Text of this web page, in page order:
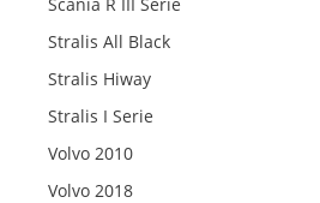
Stralis All Black
Stralis Hiway
Stralis I Serie
Volvo 2010
Volvo 2018